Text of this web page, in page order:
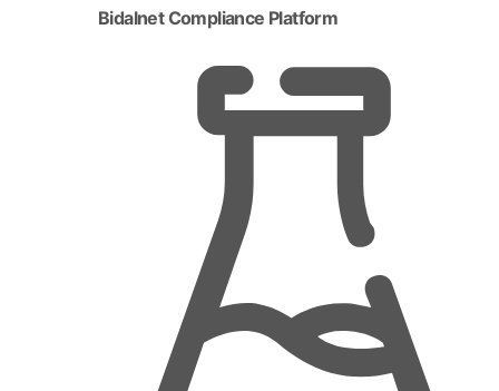
Bidalnet Compliance Platform